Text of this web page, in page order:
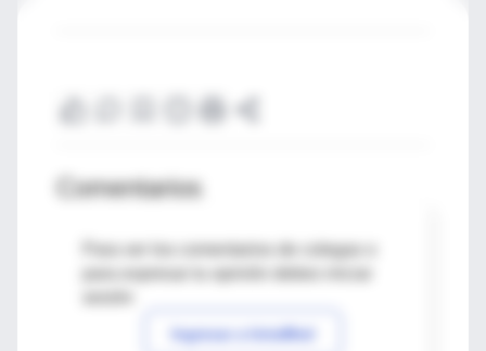
Comentarios
Para ver los comentarios de colegas o
Ingresar a IntraMed